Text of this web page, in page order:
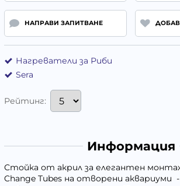
НАПРАВИ ЗАПИТВАНЕ
Нагреватели за Риби
Sera
Рейтинг:
Информация
Стойка от акрил за елегантен
Change Tubes на отворени аквариуми